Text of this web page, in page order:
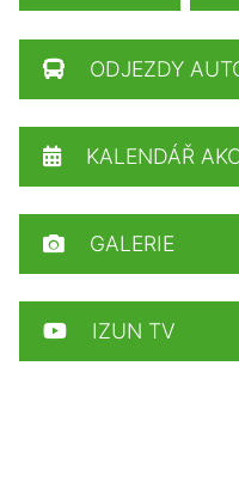
ODJEZDY
KALENDÁŘ
GALERIE
IZUN TV